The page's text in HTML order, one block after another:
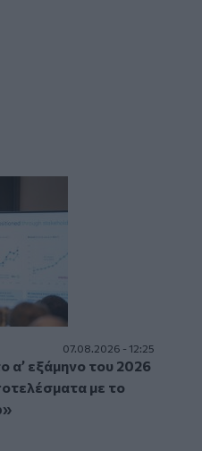
07.08.2026 - 12:25
α’ εξάμηνο του 2026
με το